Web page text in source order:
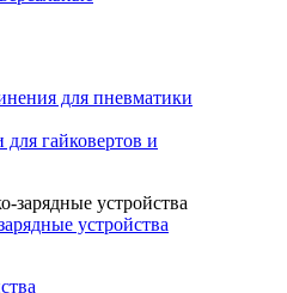
для пневматики
гайковертов и
устройства